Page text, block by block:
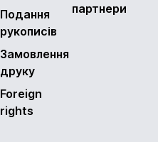
Подання
рукописів
Замовлення
друку
Foreign
rights
партнери